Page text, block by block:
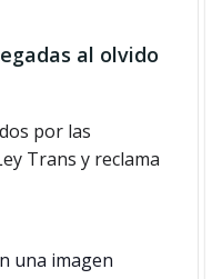
al olvido
por las
Trans y reclama